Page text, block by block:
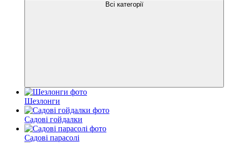
Всі категорії
Шезлонги
Садові гойдалки
Садові парасолі